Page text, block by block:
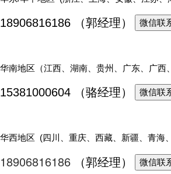
18906816186 （郭经理） 微信联
华南地区（江西、湖南、贵州、广东、广西
15381000604 （骆经理） 微信联
华西地区 (四川、重庆、西藏、新疆、青海
18906816186 （郭经理 ） 微信联